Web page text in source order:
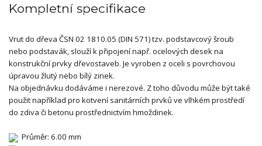
Kompletní specifikace
Vrut do dřeva ČSN 02 1810.05 (DIN 571) tzv. podstavcový šroub
nebo podstavák, slouží k připojení např. ocelových desek na
konstrukční prvky dřevostaveb. Je vyroben z oceli s povrchovou
úpravou žlutý nebo bílý zinek.
Na objednávku dodáváme i nerezové. Z toho důvodu může být také
použit například pro kotvení sanitárních prvků ve vlhkém prostředí
do zdiva či betonu prostřednictvím hmoždinek.
Průměr: 6.00 mm